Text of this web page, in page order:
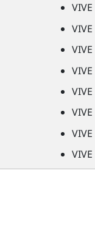
VIVE
VIVE
VIVE
VIVE
VIVE
VIVE
VIVE
VIVE